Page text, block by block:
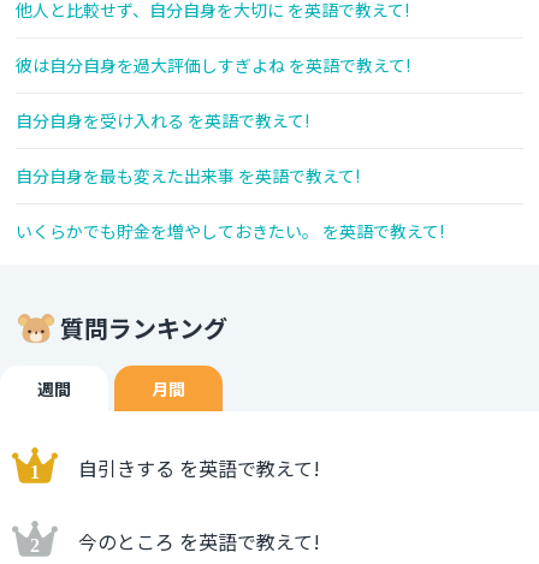
他人と比較せず、自分自身を大切に を英語で教えて!
彼は自分自身を過大評価しすぎよね を英語で教えて!
自分自身を受け入れる を英語で教えて!
自分自身を最も変えた出来事 を英語で教えて!
いくらかでも貯金を増やしておきたい。 を英語で教えて!
質問ランキング
週間 月間
自引きする を英語で教えて!
今のところ を英語で教えて!